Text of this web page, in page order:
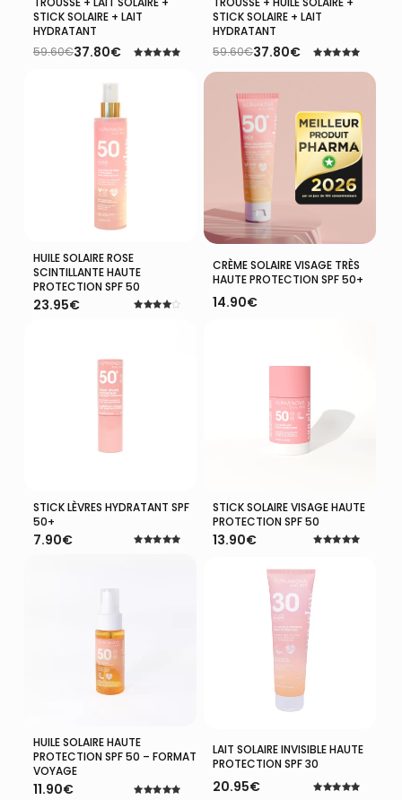
VOTRE PANIER EST VIDE.
Aller À La Boutique
STICK SOLAIRE + LAIT
HYDRATANT
59.60€
Le
37.80€
Le
STICK SOLAIRE + LAIT
HYDRATANT
5.00
59.60€
Le
prix
était :
59.60€.
37.80€
Le
prix
est :
37.80€.
Ajouter Au Panier
HUILE SOLAIRE ROSE
SCINTILLANTE HAUTE
PROTECTION SPF 50
23.95€
Ajouter Au Panier
CRÈME SOLAIRE VISAGE TRÈS
HAUTE PROTECTION SPF 50+
14.90€
Ajouter Au Panier
STICK LÈVRES HYDRATANT SPF
50+
7.90€
Ajouter Au Panier
STICK SOLAIRE VISAGE HAUTE
PROTECTION SPF 50
sur 5
13.90€
Ajouter Au Panier
HUILE SOLAIRE HAUTE
PROTECTION SPF 50 – FORMAT
VOYAGE
11.90€
Ajouter Au Panier
LAIT SOLAIRE INVISIBLE HAUTE
PROTECTION SPF 30
20.95€